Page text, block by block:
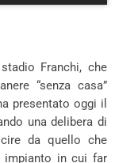
Franchi, che
“senza casa”
presentato oggi il
una delibera di
da quello che
impianto in cui far